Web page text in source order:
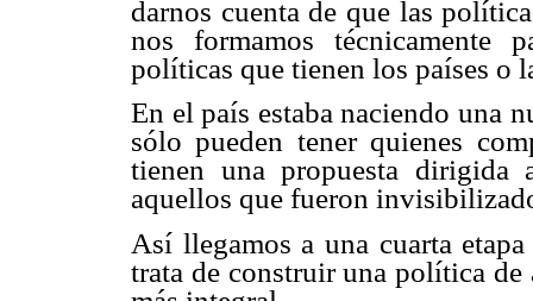
darnos cuenta de que las
nos formamos técnicamente
políticas que tienen los países o
En el país estaba naciendo una
sólo pueden tener quienes
tienen una propuesta dirigida
aquellos que fueron
Así llegamos a una cuarta
trata de construir una política de